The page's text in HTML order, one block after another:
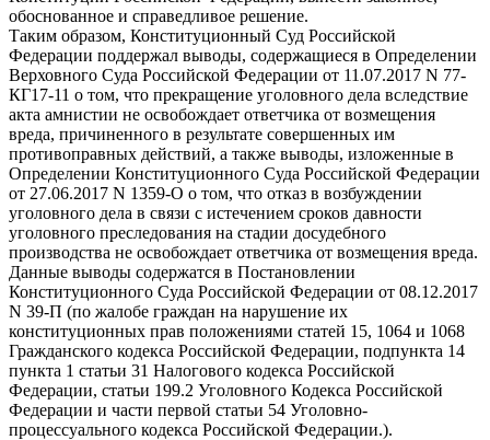
обоснованное и справедливое решение.
Таким образом, Конституционный Суд Российской
Федерации поддержал выводы, содержащиеся в Определении
Верховного Суда Российской Федерации от 11.07.2017 N 77-
КГ17-11 о том, что прекращение уголовного дела вследствие
акта амнистии не освобождает ответчика от возмещения
вреда, причиненного в результате совершенных им
противоправных действий, а также выводы, изложенные в
Определении Конституционного Суда Российской Федерации
от 27.06.2017 N 1359-О о том, что отказ в возбуждении
уголовного дела в связи с истечением сроков давности
уголовного преследования на стадии досудебного
производства не освобождает ответчика от возмещения вреда.
Данные выводы содержатся в Постановлении
Конституционного Суда Российской Федерации от 08.12.2017
N 39-П (по жалобе граждан на нарушение их
конституционных прав положениями статей 15, 1064 и 1068
Гражданского кодекса Российской Федерации, подпункта 14
пункта 1 статьи 31 Налогового кодекса Российской
Федерации, статьи 199.2 Уголовного Кодекса Российской
Федерации и части первой статьи 54 Уголовно-
процессуального кодекса Российской Федерации.).